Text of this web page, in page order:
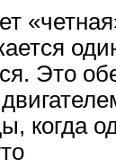
Это
когда